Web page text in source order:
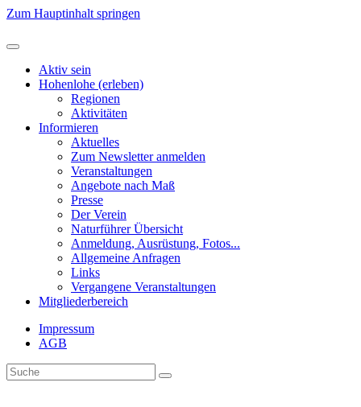
Zum Hauptinhalt springen
Aktiv sein
Hohenlohe (erleben)
Regionen
Aktivitäten
Informieren
Aktuelles
Zum Newsletter anmelden
Veranstaltungen
Angebote nach Maß
Presse
Der Verein
Naturführer Übersicht
Anmeldung, Ausrüstung, Fotos...
Allgemeine Anfragen
Links
Vergangene Veranstaltungen
Mitgliederbereich
Impressum
AGB